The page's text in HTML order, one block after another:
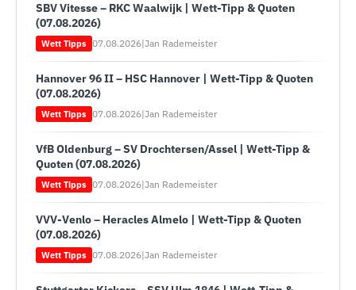
SBV Vitesse – RKC Waalwijk | Wett-Tipp & Quoten
(07.08.2026)
Wett Tipps 07.08.2026|Jan Rademeister
Hannover 96 II – HSC Hannover | Wett-Tipp & Quoten
(07.08.2026)
Wett Tipps 07.08.2026|Jan Rademeister
VfB Oldenburg – SV Drochtersen/Assel | Wett-Tipp &
Quoten (07.08.2026)
Wett Tipps 07.08.2026|Jan Rademeister
VVV-Venlo – Heracles Almelo | Wett-Tipp & Quoten
(07.08.2026)
Wett Tipps 07.08.2026|Jan Rademeister